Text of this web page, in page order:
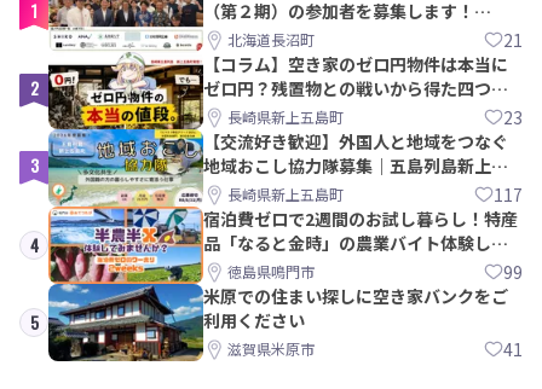
1
（第２期）の参加者を募集します！
【8/21〆】
北海道長沼町 21
2
【コラム】空き家のゼロ円物件は本当に
ゼロ円？残置物との戦いから得た四つの
教訓｜新上五島町
長崎県新上五島町 23
3
【交流好き歓迎】外国人と地域をつなぐ
地域おこし協力隊募集｜五島列島新上五
島町長崎県新上五島町 117
4
宿泊費ゼロで2週間のお試し暮らし！特産
品「なると金時」の農業バイト体験して
みませんか？
徳島県鳴門市 99
5
米原での住まい探しに空き家バンクをご
利用ください
滋賀県米原市 41